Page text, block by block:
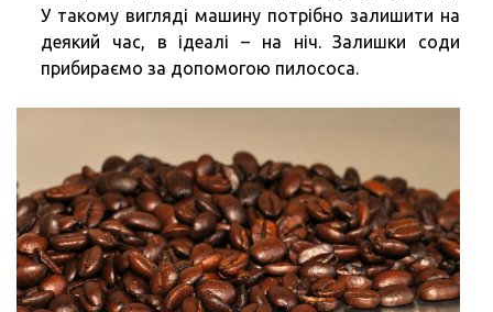
У такому вигляді машину потрібно залишити на
деякий час, в ідеалі – на ніч. Залишки соди
прибираємо за допомогою пилососа.